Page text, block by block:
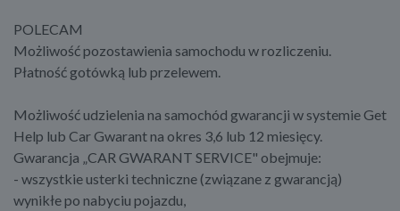
POLECAM
Możliwość pozostawienia samochodu w rozliczeniu.
Płatność gotówką lub przelewem.
Możliwość udzielenia na samochód gwarancji w systemie Get
Help lub Car Gwarant na okres 3,6 lub 12 miesięcy.
Gwarancja „CAR GWARANT SERVICE" obejmuje:
- wszystkie usterki techniczne (związane z gwarancją)
wynikłe po nabyciu pojazdu,